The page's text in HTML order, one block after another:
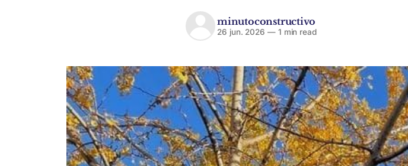
minutoconstructivo
26 jun. 2026 —1 min read